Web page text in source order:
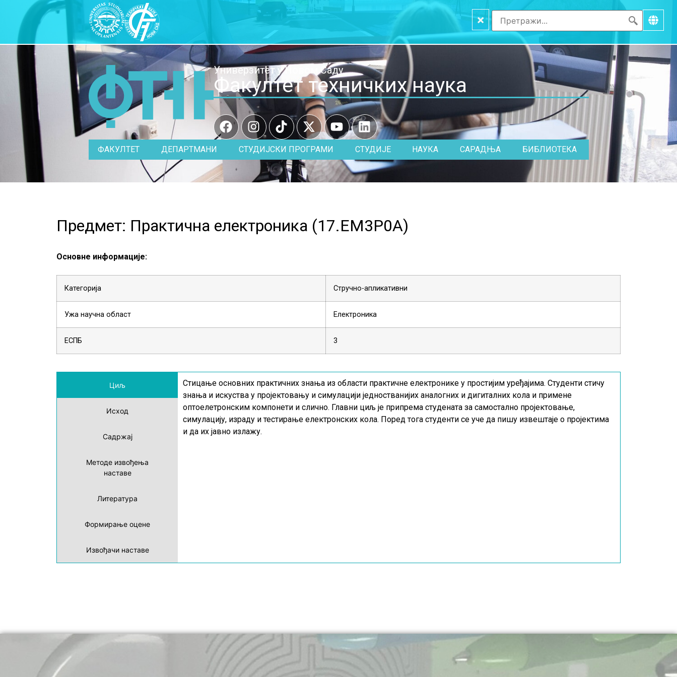
×
Универзитет у Новом Саду
Факултет техничких наука
ФАКУЛТЕТ ДЕПАРТМАНИ СТУДИЈСКИ ПРОГРАМИ СТУДИЈЕ НАУКА САРАДЊА БИБЛИОТЕКА
Предмет: Практична електроника (17.EM3P0A)
Основне информације:
Категорија Стручно-апликативни
Ужа научна област Електроника
ЕСПБ 3
Циљ
Исход
Садржај
Методе извођења
наставе
Литература
Формирање оцене
Извођачи наставе
Стицање основних практичних знања из области практичне електронике у простијим уређајима. Студенти стичу
знања и искуства у пројектовању и симулацији једностванијих аналогних и дигиталних кола и примене
оптоелетронским компонети и слично. Главни циљ је припрема студената за самостално пројектовање,
симулацију, израду и тестирање електронских кола. Поред тога студенти се уче да пишу извештаје о пројектима
и да их јавно излажу.